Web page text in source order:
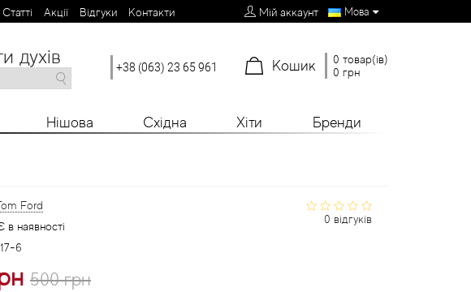
Статті Aкції Відгуки Контакти Мій аккаунт Мова
духів +38 (063) 23 65 961 Кошик
0 товар(ів)
0 грн
Нішова Східна Хіти Бренди
0 відгуків
Ford
в наявності
6
500 грн